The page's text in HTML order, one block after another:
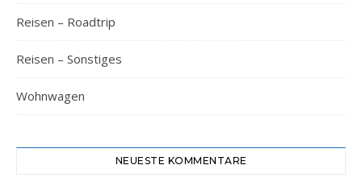
Reisen – Roadtrip
Reisen – Sonstiges
Wohnwagen
NEUESTE KOMMENTARE